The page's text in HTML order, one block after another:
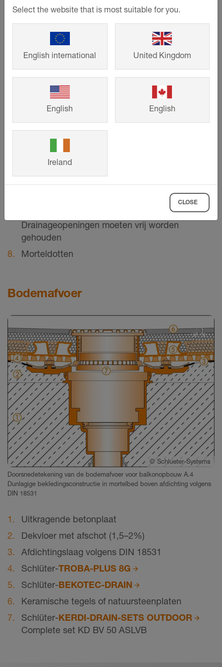
©
Schlueter-Systems
Doorsnedetekening van de deuraansluiting voor balkonopbouw A.4
Dunlagige bekledingsconstructie in mortelbed boven afdichting volgens
Uitkragende betonplaat
Dekvloer met afschot (1,5–2%)
Schlüter-TROBA-PLUS 8G
Schlüter-BEKOTEC-DRAIN
Keramische tegels of natuursteenplaten
Drainageopeningen moeten vrij worden
gehouden
Morteldotten
Bodemafvoer
© Schlueter-Systems
Doorsnedetekening van de bodemafvoer voor balkonopbouw A.4
Dunlagige bekledingsconstructie in mortelbed boven afdichting volgens
DIN 18531
Uitkragende betonplaat
Dekvloer met afschot (1,5–2%)
Afdichtingslaag volgens DIN 18531
Schlüter-TROBA-PLUS 8G
Schlüter-BEKOTEC-DRAIN
Keramische tegels of natuursteenplaten
Schlüter-KERDI-DRAIN-SETS OUTDOOR
Complete set KD BV 50 ASLVB
Select the website that is most suitable for you.
English international United Kingdom
English English
Ireland
CLOSE